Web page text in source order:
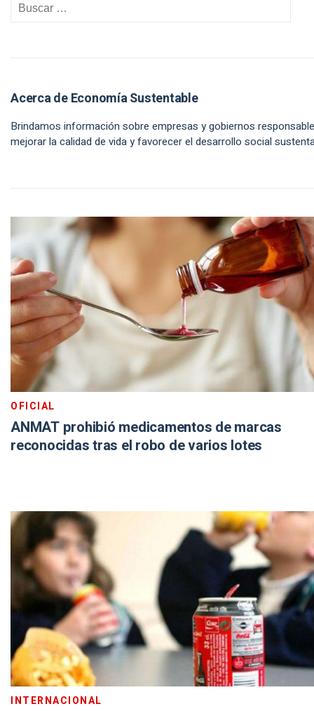
Acerca de Economía Sustentable
Brindamos información sobre empresas y gobiernos
mejorar la calidad de vida y favorecer el desarrollo social
OFICIAL
ANMAT prohibió medicamentos de marcas
reconocidas tras el robo de varios lotes
INTERNACIONAL